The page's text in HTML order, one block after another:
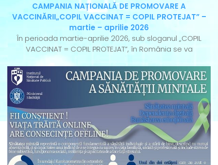
CAMPANIA NAȚIONALĂ DE PROMOVARE A
VACCINĂRII„COPIL VACCINAT = COPIL PROTEJAT” –
martie – aprilie 2026
În perioada martie-aprilie 2026, sub sloganul „COPIL
VACCINAT = COPIL PROTEJAT”, în România se va